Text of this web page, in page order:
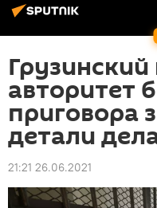
авторитет
приговора
детали
21:21 26.06.2021